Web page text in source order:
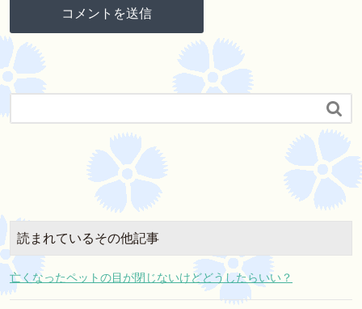

読まれているその他記事
亡くなったペットの目が閉じないけどどうしたらいい？